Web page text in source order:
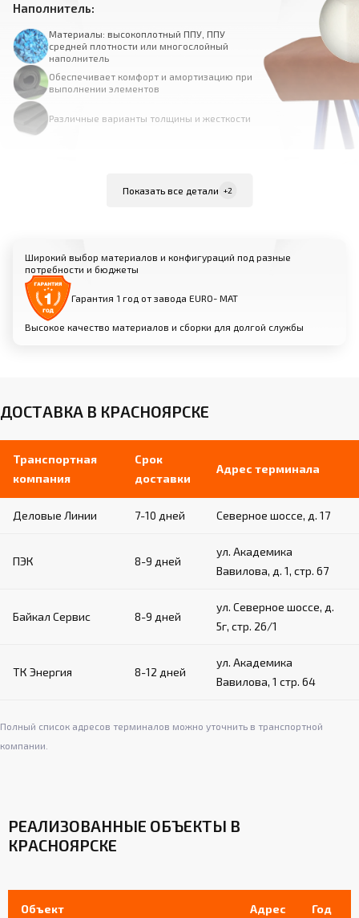
Наполнитель:
Материалы: высокоплотный ППУ, ППУ
средней плотности или многослойный
наполнитель
Обеспечивает комфорт и амортизацию при
выполнении элементов
Различные варианты толщины и жесткости
сцепления и безопасности спортсменов
Различные цветовые решения и фактуры
на выбор
Показать все детали +2
Широкий выбор материалов и конфигураций под разные
потребности и бюджеты
Гарантия 1 год от завода EURO- МАТ
Высокое качество материалов и сборки для долгой службы
ДОСТАВКА В КРАСНОЯРСКЕ
Транспортная
компания
Срок
доставки
Адрес терминала
Деловые Линии 7-10 дней Северное шоссе, д. 17
ПЭК 8-9 дней
ул. Академика
Вавилова, д. 1, стр. 67
Байкал Сервис 8-9 дней
ул. Северное шоссе, д.
5г, стр. 26/1
ТК Энергия 8-12 дней
ул. Академика
Вавилова, 1 стр. 64
Полный список адресов терминалов можно уточнить в транспортной
компании.
РЕАЛИЗОВАННЫЕ ОБЪЕКТЫ В
КРАСНОЯРСКЕ
Объект Адрес Год